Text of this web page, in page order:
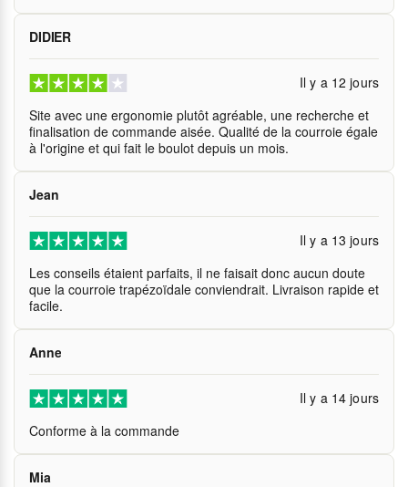
DIDIER
Il y a 12 jours
Site avec une ergonomie plutôt agréable, une recherche et
finalisation de commande aisée. Qualité de la courroie égale
à l'origine et qui fait le boulot depuis un mois.
Jean
Il y a 13 jours
Les conseils étaient parfaits, il ne faisait donc aucun doute
que la courroie trapézoïdale conviendrait. Livraison rapide et
facile.
Anne
Il y a 14 jours
Conforme à la commande
Mia